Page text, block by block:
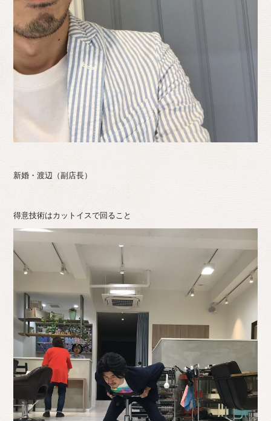
新婚・渡辺（副店長）
得意技術はカットイスで回ること